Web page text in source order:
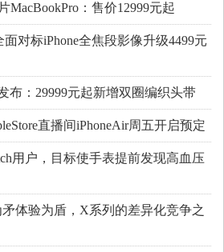
MacBookPro：售价12999元起
对标iPhone全焦段影像升级4499元
布：29999元起新增双圈编织头带
直播间iPhoneAir周五开启预定
用户，目标使手表提前发现高血压
体验为盾，X系列的差异化竞争之